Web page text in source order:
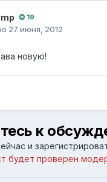
19
27 июня, 2012
новую!
к
и
будет проверен